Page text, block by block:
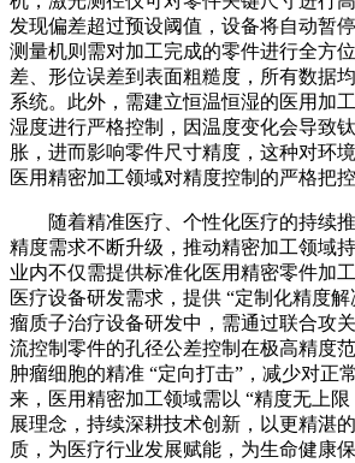
发现偏差超过预设阈值，设备将自动暂
测量机则需对加工完成的零件进行全方
差、形位误差到表面粗糙度，所有数据
系统。此外，需建立恒温恒湿的医用加
湿度进行严格控制，因温度变化会导致
胀，进而影响零件尺寸精度，这种对环
医用精密加工领域对精度控制的严格把控
随着精准医疗、个性化医疗的持续推
精度需求不断升级，推动精密加工领域
业内不仅需提供标准化医用精密零件加
医疗设备研发需求，提供 “定制化精度
瘤质子治疗设备研发中，需通过联合攻
流控制零件的孔径公差控制在极高精度
肿瘤细胞的精准 “定向打击”，减少对正
来，医用精密加工领域需以 “精度无上
展理念，持续深耕技术创新，以更精湛
质，为医疗行业发展赋能，为生命健康保